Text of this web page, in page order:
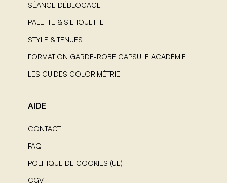
SÉANCE DÉBLOCAGE
PALETTE & SILHOUETTE
STYLE & TENUES
FORMATION GARDE-ROBE CAPSULE ACADÉMIE
LES GUIDES COLORIMÉTRIE
AIDE
CONTACT
FAQ
POLITIQUE DE COOKIES (UE)
CGV